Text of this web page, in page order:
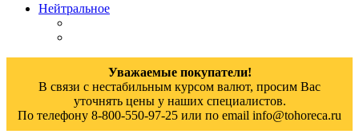
Нейтральное
Уважаемые покупатели!
В связи с нестабильным курсом валют, просим Вас
уточнять цены у наших специалистов.
По телефону 8-800-550-97-25 или по email info@tohoreca.ru